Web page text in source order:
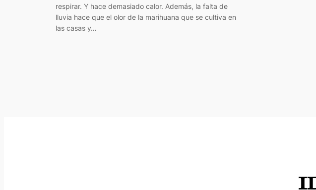
respirar. Y hace demasiado calor. Además, la falta de
lluvia hace que el olor de la marihuana que se cultiva en
las casas y…